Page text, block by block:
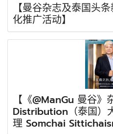
【曼谷杂志及泰国头
化推广活动】
【《@ManGu 曼谷》
Distribution（泰国）
理 Somchai